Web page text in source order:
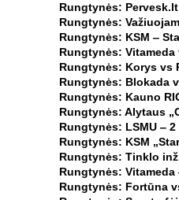
Rungtynės:
Rungtynės:
Rungtynės: KSM ‒
Rungtynės: Vitameda
Rungtynės: Korys vs
Rungtynės: Blokada
Rungtynės: Kauno
Rungtynės: Alytaus
Rungtynės: LSMU ‒
Rungtynės: KSM
Rungtynės: Tinklo
Rungtynės: Vitameda
Rungtynės: Fortūna